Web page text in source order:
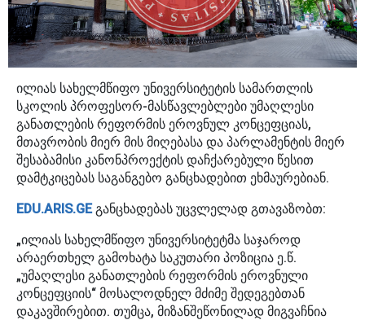
ილიას სახელმწიფო უნივერსიტეტის სამართლის
სკოლის პროფესორ-მასწავლებლები უმაღლესი
განათლების რეფორმის ეროვნულ კონცეფციას,
მთავრობის მიერ მის მიღებასა და პარლამენტის მიერ
შესაბამისი კანონპროექტის დაჩქარებული წესით
დამტკიცებას საგანგებო განცხადებით ეხმაურებიან.
EDU.ARIS.GEგანცხადებას უცვლელად გთავაზობთ:
„ილიას სახელმწიფო უნივერსიტეტმა საჯაროდ
არაერთხელ გამოხატა საკუთარი პოზიცია ე.წ.
„უმაღლესი განათლების რეფორმის ეროვნული
კონცეფციის“ მოსალოდნელ მძიმე შედეგებთან
დაკავშირებით. თუმცა, მიზანშეწონილად მიგვაჩნია